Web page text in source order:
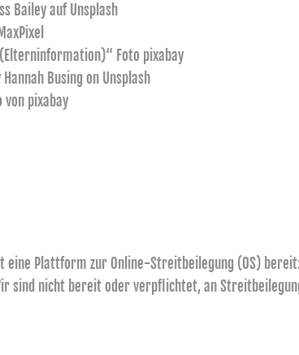
BaileyaufUnsplash
Foto pixabay
Hannah Busing on Unsplash
pixabay
eine Plattform zur Online-Streitbeilegung (OS)
sind nicht bereit oder verpflichtet, an